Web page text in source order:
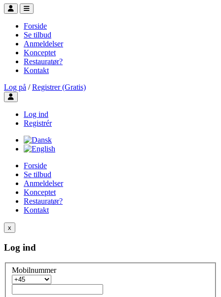
Forside
Se tilbud
Anmeldelser
Konceptet
Restauratør?
Kontakt
Log på / Registrer (Gratis)
Toggle user menu
Log ind
Registrér
Forside
Se tilbud
Anmeldelser
Konceptet
Restauratør?
Kontakt
x
Log ind
Mobilnummer